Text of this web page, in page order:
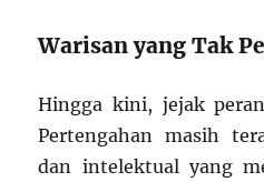
Warisan yang Tak
Hingga kini, jejak
Pertengahan masih
dan intelektual yang